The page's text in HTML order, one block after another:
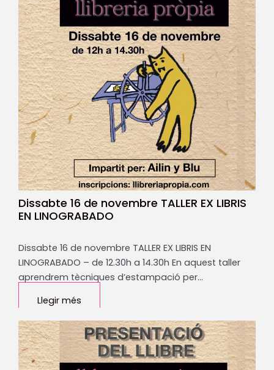
Dissabte 16 de novembre TALLER EX LIBRIS
EN LINOGRABADO
Dissabte 16 de novembre TALLER EX LIBRIS EN
LINOGRABADO – de 12.30h a 14.30h En aquest taller
aprendrem tècniques d’estampació per…
Llegir més